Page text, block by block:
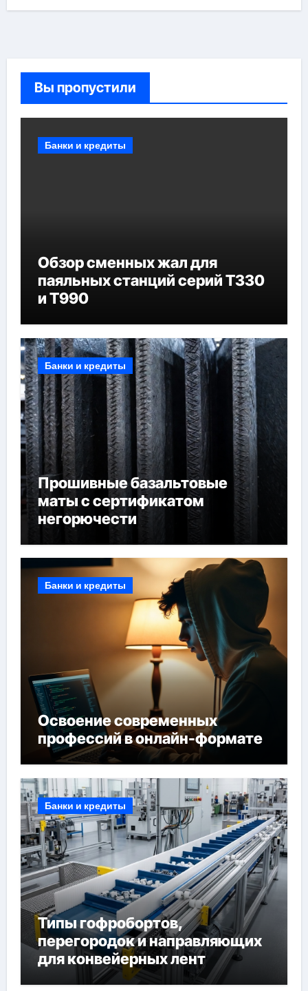
Вы пропустили
Банки и кредиты
Обзор сменных жал для
паяльных станций серий T330
и T990
Банки и кредиты
Прошивные базальтовые
маты с сертификатом
негорючести
Банки и кредиты
Освоение современных
профессий в онлайн-формате
Банки и кредиты
Типы гофробортов,
перегородок и направляющих
для конвейерных лент